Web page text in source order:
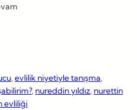
, evlilik niyetiyle tanışma
, nureddin yıldız, nurettin
evliliği